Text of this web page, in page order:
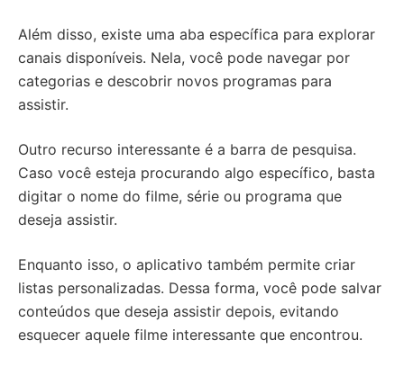
Além disso, existe uma aba específica para explorar
canais disponíveis. Nela, você pode navegar por
categorias e descobrir novos programas para
assistir.
Outro recurso interessante é a barra de pesquisa.
Caso você esteja procurando algo específico, basta
digitar o nome do filme, série ou programa que
deseja assistir.
Enquanto isso, o aplicativo também permite criar
listas personalizadas. Dessa forma, você pode salvar
conteúdos que deseja assistir depois, evitando
esquecer aquele filme interessante que encontrou.